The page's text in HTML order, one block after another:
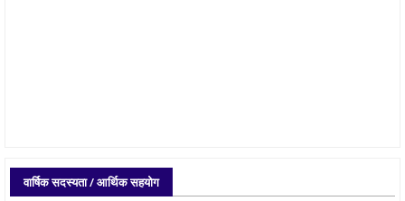
वार्षिक सदस्यता / आर्थिक सहयोग